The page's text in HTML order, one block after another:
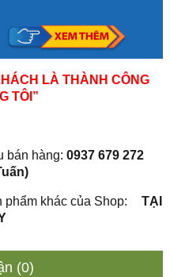
LÀ THÀNH CÔNG
TÔI”
bán hàng:0937 679 272
phẩm khác của Shop:
TẠI
(0)